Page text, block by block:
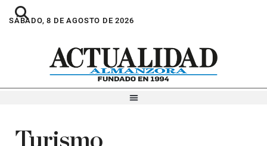
SÁBADO, 8 DE AGOSTO DE 2026
Turismo